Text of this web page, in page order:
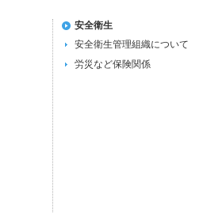
安全衛生
安全衛生管理組織について
労災など保険関係